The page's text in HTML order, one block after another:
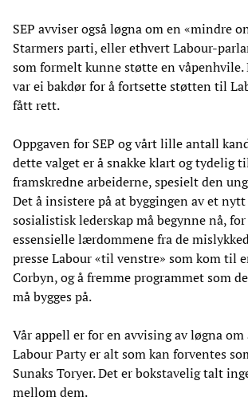
SEP avviser også løgna om en «mindre
Starmers parti, eller ethvert Labour-
som formelt kunne støtte en våpenhvile.
var ei bakdør for å fortsette støtten til
fått rett.
Oppgaven for SEP og vårt lille antall
dette valget er å snakke klart og tydelig
framskredne arbeiderne, spesielt den
Det å insistere på at byggingen av et
sosialistisk lederskap må begynne nå,
essensielle lærdommene fra de
presse Labour «til venstre» som kom til
Corbyn, og å fremme programmet som
må bygges på.
Vår appell er for en avvising av løgna om
Labour Party er alt som kan forventes
Sunaks Toryer. Det er bokstavelig talt
mellom dem.